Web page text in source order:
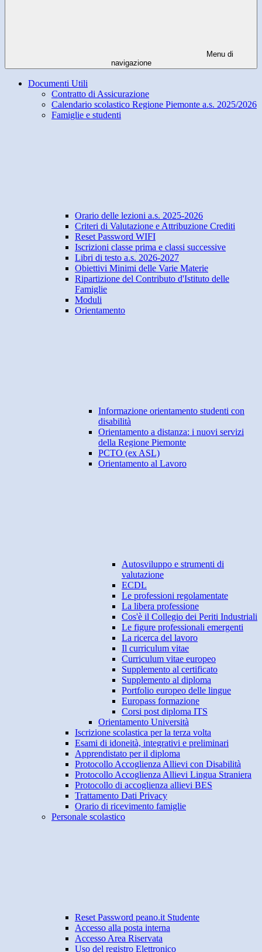
Menu di
navigazione
Documenti Utili
Contratto di Assicurazione
Calendario scolastico Regione Piemonte a.s. 2025/2026
Famiglie e studenti
Orario delle lezioni a.s. 2025-2026
Criteri di Valutazione e Attribuzione Crediti
Reset Password WIFI
Iscrizioni classe prima e classi successive
Libri di testo a.s. 2026-2027
Obiettivi Minimi delle Varie Materie
Ripartizione del Contributo d'Istituto delle
Famiglie
Moduli
Orientamento
Informazione orientamento studenti con
disabilità
Orientamento a distanza: i nuovi servizi
della Regione Piemonte
PCTO (ex ASL)
Orientamento al Lavoro
Autosviluppo e strumenti di
valutazione
ECDL
Le professioni regolamentate
La libera professione
Cos'è il Collegio dei Periti Industriali
Le figure professionali emergenti
La ricerca del lavoro
Il curriculum vitae
Curriculum vitae europeo
Supplemento al certificato
Supplemento al diploma
Portfolio europeo delle lingue
Europass formazione
Corsi post diploma ITS
Orientamento Università
Iscrizione scolastica per la terza volta
Esami di idoneità, integrativi e preliminari
Apprendistato per il diploma
Protocollo Accoglienza Allievi con Disabilità
Protocollo Accoglienza Allievi Lingua Straniera
Protocollo di accoglienza allievi BES
Trattamento Dati Privacy
Orario di ricevimento famiglie
Personale scolastico
Reset Password peano.it Studente
Accesso alla posta interna
Accesso Area Riservata
Uso del registro Elettronico